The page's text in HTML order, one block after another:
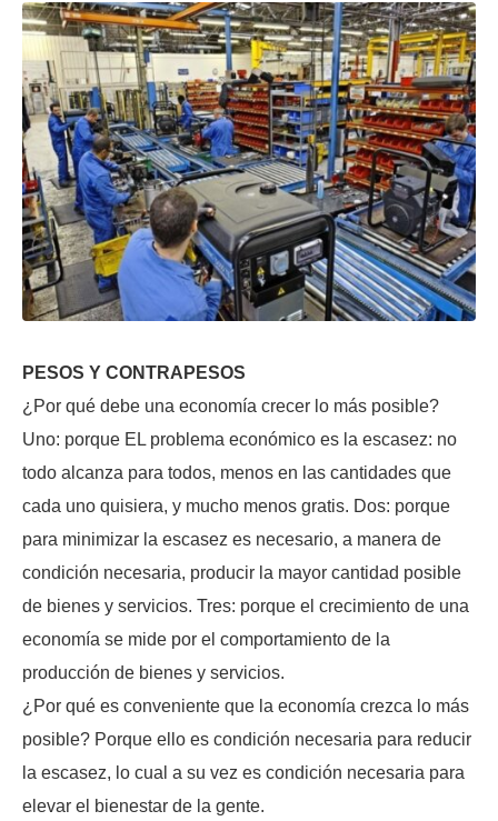
PESOS Y CONTRAPESOS
¿Por qué debe una economía crecer lo más posible?
Uno: porque EL problema económico es la escasez: no
todo alcanza para todos, menos en las cantidades que
cada uno quisiera, y mucho menos gratis. Dos: porque
para minimizar la escasez es necesario, a manera de
condición necesaria, producir la mayor cantidad posible
de bienes y servicios. Tres: porque el crecimiento de una
economía se mide por el comportamiento de la
producción de bienes y servicios.
¿Por qué es conveniente que la economía crezca lo más
posible? Porque ello es condición necesaria para reducir
la escasez, lo cual a su vez es condición necesaria para
elevar el bienestar de la gente.